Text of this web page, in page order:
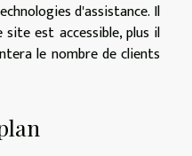
d'assistance. Il
est accessible, plus il
le nombre de clients